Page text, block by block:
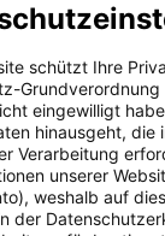
der
AG einen
(Stiwa)
können wir alle
der
freut sich
schützt Ihre
eingewilligt
hinausgeht,
Verarbeitung
unserer
weshalb auf
der